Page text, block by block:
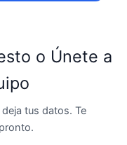
o Únete a
tus datos. Te